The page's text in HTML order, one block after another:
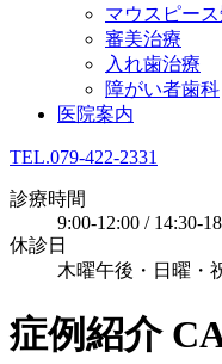
マウスピー
審美治療
入れ歯治療
障がい者歯科
医院案内
TEL.079-422-2331
診療時間
9:00-12:00 / 14:30-
休診日
木曜午後・日曜・
症例紹介